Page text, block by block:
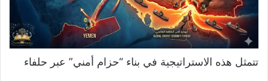
تتمثل هذه الاستراتيجية في بناء “حزام أمني” عبر حلفاء